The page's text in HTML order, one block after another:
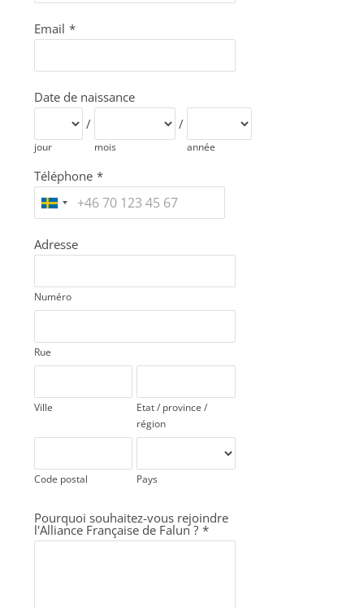
Email *
Date de naissance
jour
/
mois
/
année
Téléphone *
Adresse
Numéro
Rue
Ville
Etat / province /
région
Code postal Pays
Pourquoi souhaitez-vous rejoindre
l'Alliance Française de Falun ? *